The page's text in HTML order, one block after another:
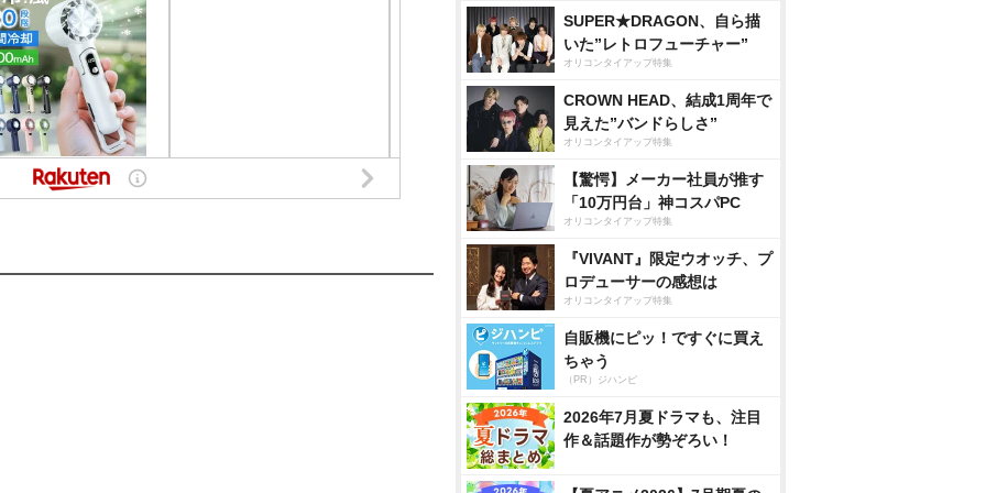
SUPER★DRAGON、自ら描
いた”レトロフューチャー”
オリコンタイアップ特集
CROWN HEAD、結成1周年で
見えた”バンドらしさ”
オリコンタイアップ特集
【驚愕】メーカー社員が推す
「10万円台」神コスパPC
オリコンタイアップ特集
『VIVANT』限定ウオッチ、プ
ロデューサーの感想は
オリコンタイアップ特集
自販機にピッ！ですぐに買え
ちゃう
（PR）ジハンピ
2026年7月夏ドラマも、注目
作＆話題作が勢ぞろい！